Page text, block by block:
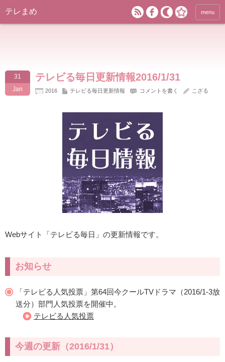
テレまめ menu
31
Jan
テレビる毎日更新情報2016/1/31
2016 テレビる毎日更新情報 コメントを書く こざる
Webサイト「テレビる毎日」の更新情報です。
お知らせ
「テレビる人気投票」第64回今クールTVドラマ（2016/1-3放
送分）部門人気投票を開催中。
テレビる人気投票
今週の更新（2016/1/31）